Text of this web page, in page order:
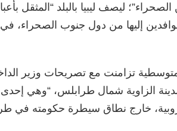
ليصف ليبيا بالبلد “المثقل
إليها من دول جنوب الصحراء،
تزامنت مع تصريحات وزير
الزاوية شمال طرابلس، “وهي إحدى
خارج نطاق سيطرة حكومته في